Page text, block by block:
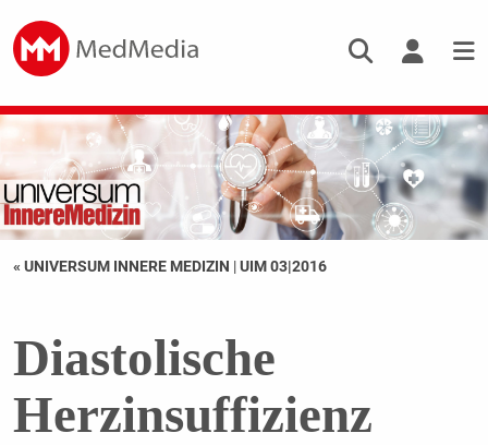
« UNIVERSUM INNERE MEDIZIN |UIM 03|2016
Diastolische
Herzinsuffizienz